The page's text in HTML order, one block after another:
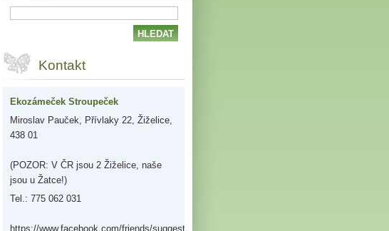
Kontakt
Ekozámeček Stroupeček
Miroslav Pauček, Přívlaky 22, Žiželice,
438 01
(POZOR: V ČR jsou 2 Žiželice, naše
jsou u Žatce!)
Tel.: 775 062 031
https://www.facebook.com/friends/suggestions/?